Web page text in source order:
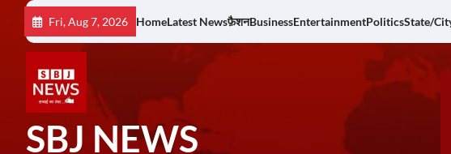
content
Fri, Aug 7, 2026 HomeLatest Newsफ़ैशनBusinessEntertainmentPoliticsState/
SBJ NEWS